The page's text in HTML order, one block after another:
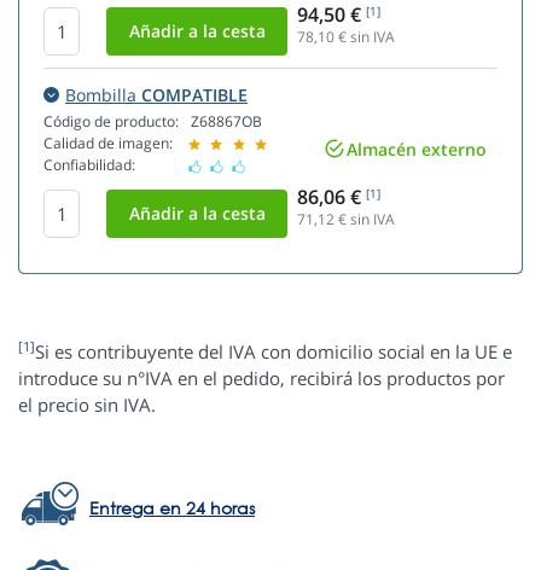
94,50 € [1]
78,10€ sin IVA
Bombilla COMPATIBLE
Código de producto:
Calidad de imagen:
Confiabilidad:
Z68867OB
Almacén externo
86,06 € [1]
71,12€ sin IVA
[1]Si es contribuyente del IVA con domicilio social en la UE e
introduce su n°IVA en el pedido, recibirá los productos por
el precio sin IVA.
Entrega en 24 horas